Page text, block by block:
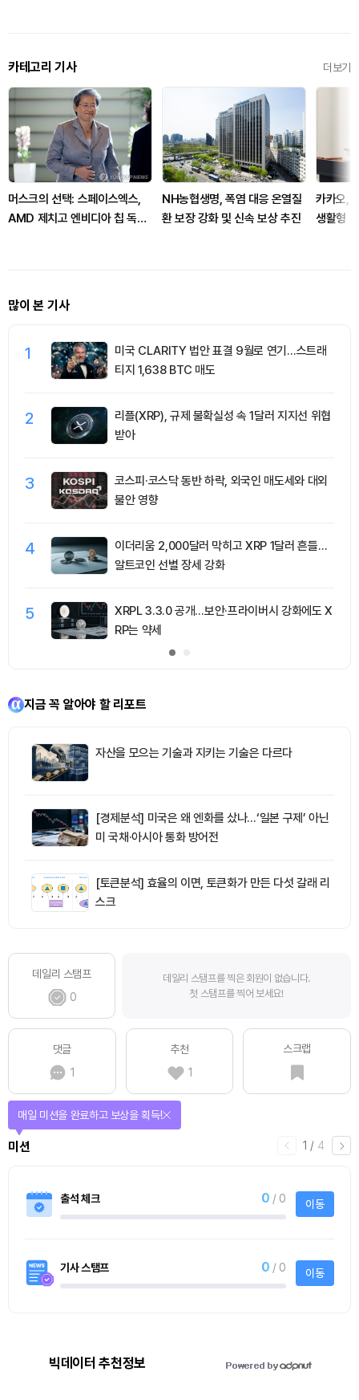
카테고리 기사 더보기
머스크의 선택: 스페이스엑스,
AMD 제치고 엔비디아 칩 독점
NH농협생명, 폭염 대응 온열질
환 보장 강화 및 신속 보상 추진
카카오,
생활형
많이 본 기사
1
미국 CLARITY 법안 표결 9월로 연기…스트래
티지 1,638 BTC 매도
2
리플(XRP), 규제 불확실성 속 1달러 지지선 위협
받아
3
코스피·코스닥 동반 하락, 외국인 매도세와 대외
불안 영향
4
이더리움 2,000달러 막히고 XRP 1달러 흔들…
알트코인 선별 장세 강화
5
XRPL 3.3.0 공개…보안·프라이버시 강화에도 X
RP는 약세
지금 꼭 알아야 할 리포트
자산을 모으는 기술과 지키는 기술은 다르다
[경제분석] 미국은 왜 엔화를 샀나…‘일본 구제’ 아닌
미 국채·아시아 통화 방어전
[토큰분석] 효율의 이면, 토큰화가 만든 다섯 갈래 리
스크
데일리 스탬프
0
데일리 스탬프를 찍은 회원이 없습니다.
첫 스탬프를 찍어 보세요!
댓글
1
추천
1
스크랩
1 / 4
미션
매일 미션을 완료하고 보상을 획득!
출석 체크 0 / 0 이동
기사 스탬프 0 / 0 이동
빅데이터 추천정보